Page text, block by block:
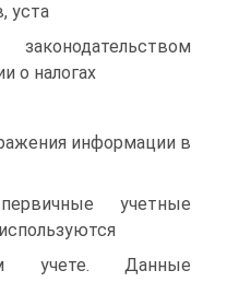
уста
о налогах
информации в
учетные
учете. Данные